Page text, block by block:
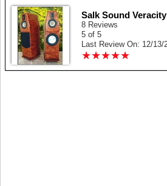
Salk Sound
8 Reviews
5 of 5
Last Review On: 12/13/
★★★★★
★★★★★